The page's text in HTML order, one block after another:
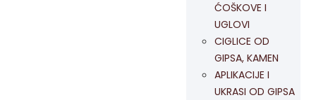
ĆOŠKOVE I
UGLOVI
CIGLICE OD
GIPSA, KAMEN
APLIKACIJE I
UKRASI OD GIPSA